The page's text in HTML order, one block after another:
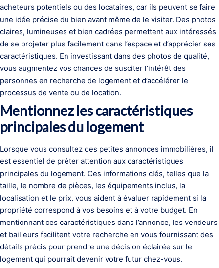
acheteurs potentiels ou des locataires, car ils peuvent se faire
une idée précise du bien avant même de le visiter. Des photos
claires, lumineuses et bien cadrées permettent aux intéressés
de se projeter plus facilement dans l’espace et d’apprécier ses
caractéristiques. En investissant dans des photos de qualité,
vous augmentez vos chances de susciter l’intérêt des
personnes en recherche de logement et d’accélérer le
processus de vente ou de location.
Mentionnez les caractéristiques
principales du logement
Lorsque vous consultez des petites annonces immobilières, il
est essentiel de prêter attention aux caractéristiques
principales du logement. Ces informations clés, telles que la
taille, le nombre de pièces, les équipements inclus, la
localisation et le prix, vous aident à évaluer rapidement si la
propriété correspond à vos besoins et à votre budget. En
mentionnant ces caractéristiques dans l’annonce, les vendeurs
et bailleurs facilitent votre recherche en vous fournissant des
détails précis pour prendre une décision éclairée sur le
logement qui pourrait devenir votre futur chez-vous.